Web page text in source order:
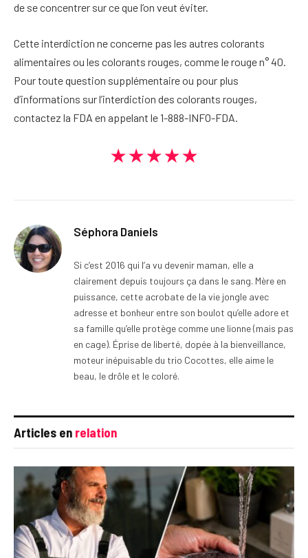
de se concentrer sur ce que l’on veut éviter.
Cette interdiction ne concerne pas les autres colorants
alimentaires ou les colorants rouges, comme le rouge n° 40.
Pour toute question supplémentaire ou pour plus
d’informations sur l’interdiction des colorants rouges,
contactez la FDA en appelant le 1-888-INFO-FDA.
★★★★★
Séphora Daniels
Si c’est 2016 qui l’a vu devenir maman, elle a
clairement depuis toujours ça dans le sang. Mère en
puissance, cette acrobate de la vie jongle avec
adresse et bonheur entre son boulot qu’elle adore et
sa famille qu’elle protège comme une lionne (mais pas
en cage). Éprise de liberté, dopée à la bienveillance,
moteur inépuisable du trio Cocottes, elle aime le
beau, le drôle et le coloré.
Articles en relation